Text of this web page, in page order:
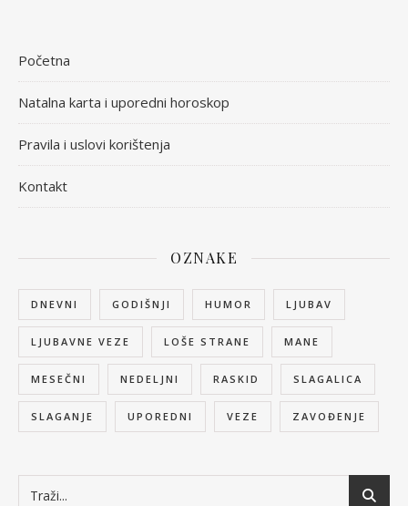
Početna
Natalna karta i uporedni horoskop
Pravila i uslovi korištenja
Kontakt
OZNAKE
DNEVNI GODIŠNJI HUMOR LJUBAV
LJUBAVNE VEZE LOŠE STRANE MANE
MESEČNI NEDELJNI RASKID SLAGALICA
SLAGANJE UPOREDNI VEZE ZAVOĐENJE